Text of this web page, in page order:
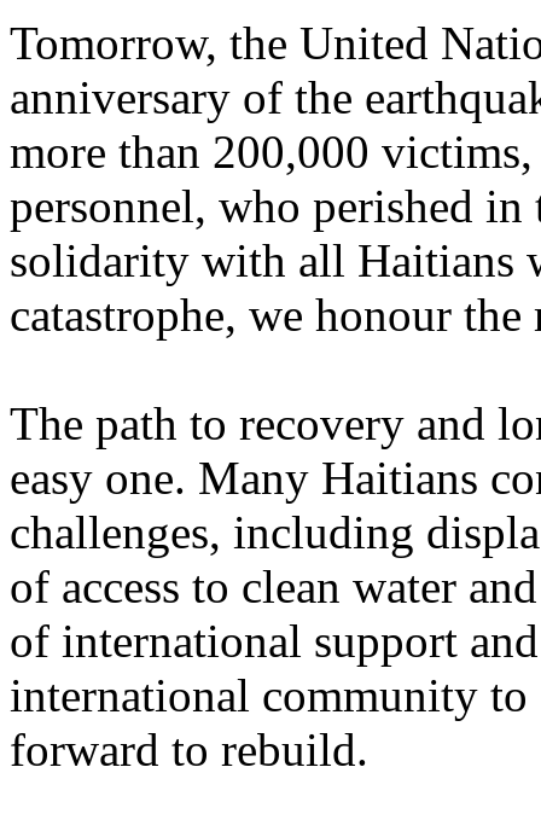
Tomorrow, the United
anniversary of the
more than 200,000
personnel, who perished
solidarity with all Haitians
catastrophe, we honour
The path to recovery and
easy one. Many Haitians
challenges, including
of access to clean water
of international support
international community
forward to rebuild.